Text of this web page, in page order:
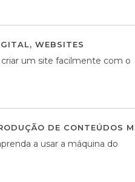
, WEBSITES
um site facilmente com o
DE CONTEÚDOS
a usar a máquina do